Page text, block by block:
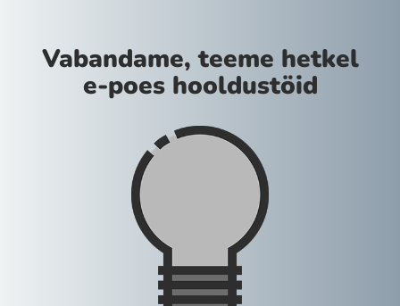
Vabandame, teeme hetkel
e-poes hooldustöid